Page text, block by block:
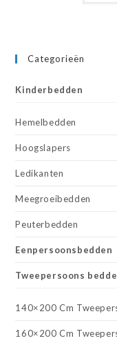
Categorieën
Kinderbedden
Hemelbedden
Hoogslapers
Ledikanten
Meegroeibedden
Peuterbedden
Eenpersoonsbedden
Tweepersoons
140×200 Cm
160×200 Cm